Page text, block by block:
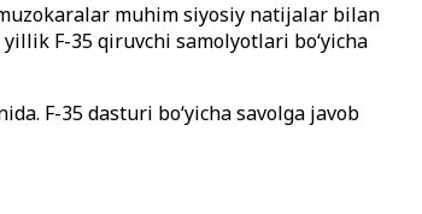
muhim siyosiy natijalar bilan
F-35 qiruvchi samolyotlari bo‘yicha
F-35 dasturi bo‘yicha savolga javob